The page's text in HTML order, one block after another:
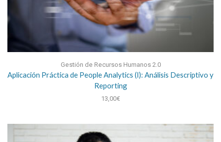
Gestión de Recursos Humanos 2.0
Aplicación Práctica de People Analytics (I): Análisis Descriptivo y
Reporting
13,00€